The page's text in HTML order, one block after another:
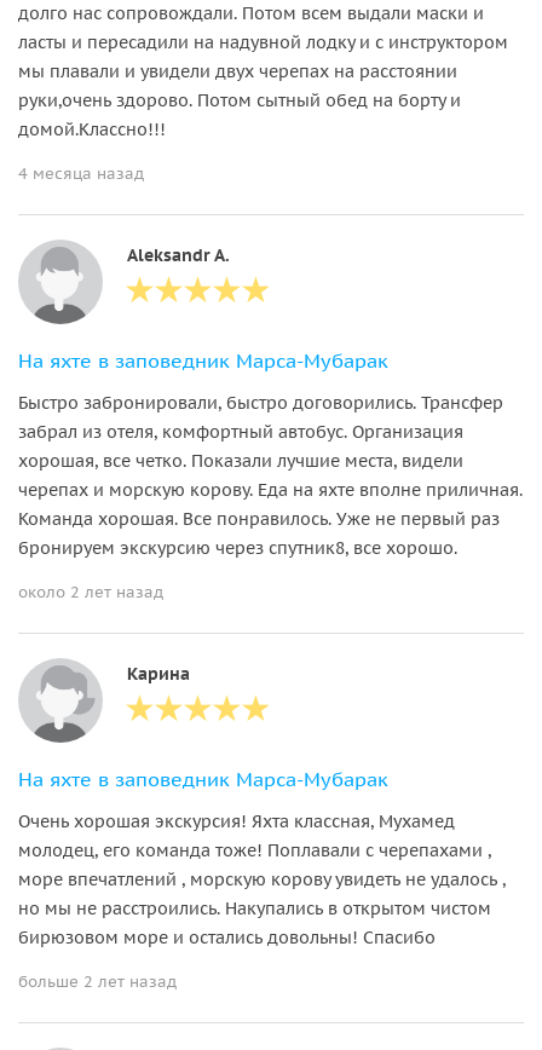
долго нас сопровождали. Потом всем выдали маски и
ласты и пересадили на надувной лодку и с инструктором
мы плавали и увидели двух черепах на расстоянии
руки,очень здорово. Потом сытный обед на борту и
домой.Классно!!!
4 месяца назад
Aleksandr A.
На яхте в заповедник Марса-Мубарак
Быстро забронировали, быстро договорились. Трансфер
забрал из отеля, комфортный автобус. Организация
хорошая, все четко. Показали лучшие места, видели
черепах и морскую корову. Еда на яхте вполне приличная.
Команда хорошая. Все понравилось. Уже не первый раз
бронируем экскурсию через спутник8, все хорошо.
около 2 лет назад
Карина
На яхте в заповедник Марса-Мубарак
Очень хорошая экскурсия! Яхта классная, Мухамед
молодец, его команда тоже! Поплавали с черепахами ,
море впечатлений , морскую корову увидеть не удалось ,
но мы не расстроились. Накупались в открытом чистом
бирюзовом море и остались довольны! Спасибо
больше 2 лет назад